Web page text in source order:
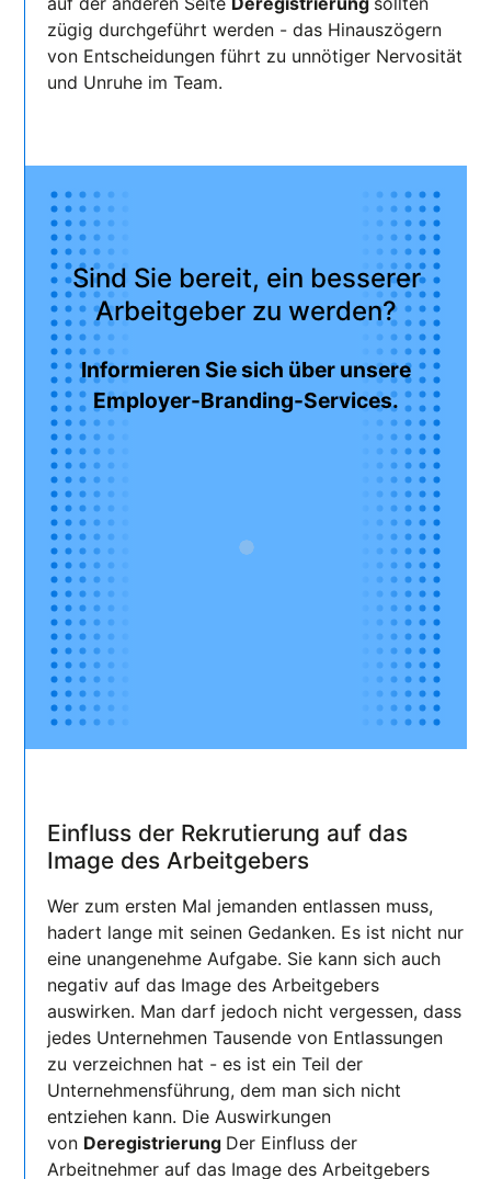
zügig durchgeführt werden - das Hinauszögern
von Entscheidungen führt zu unnötiger Nervosität
und Unruhe im Team.
Sind Sie bereit, ein besserer
Arbeitgeber zu werden?
Informieren Sie sich über unsere
Employer-Branding-Services.
Einfluss der Rekrutierung auf das
Image des Arbeitgebers
Wer zum ersten Mal jemanden entlassen muss,
hadert lange mit seinen Gedanken. Es ist nicht nur
eine unangenehme Aufgabe. Sie kann sich auch
negativ auf das Image des Arbeitgebers
auswirken. Man darf jedoch nicht vergessen, dass
jedes Unternehmen Tausende von Entlassungen
zu verzeichnen hat - es ist ein Teil der
Unternehmensführung, dem man sich nicht
entziehen kann. Die Auswirkungen
von Deregistrierung Der Einfluss der
Arbeitnehmer auf das Image des Arbeitgebers